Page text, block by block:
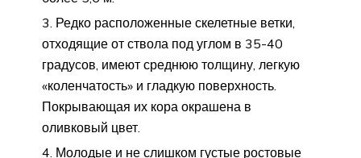
Редко расположенные скелетные ветки,
отходящие от ствола под углом в 35-40
градусов, имеют среднюю толщину, легкую
«коленчатость» и гладкую поверхность.
Покрывающая их кора окрашена в
оливковый цвет.
Молодые и не слишком густые ростовые